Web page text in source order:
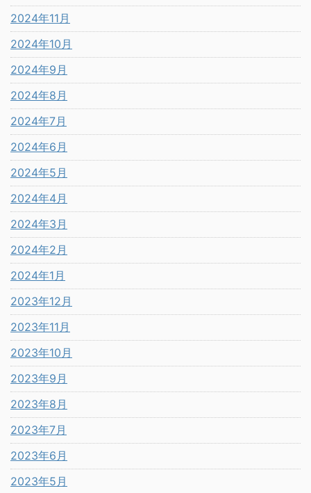
2024年11月
2024年10月
2024年9月
2024年8月
2024年7月
2024年6月
2024年5月
2024年4月
2024年3月
2024年2月
2024年1月
2023年12月
2023年11月
2023年10月
2023年9月
2023年8月
2023年7月
2023年6月
2023年5月